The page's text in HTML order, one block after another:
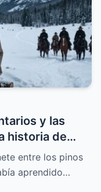
y las
historia de
hombre de la
palabras
entre los pinos
aprendido…